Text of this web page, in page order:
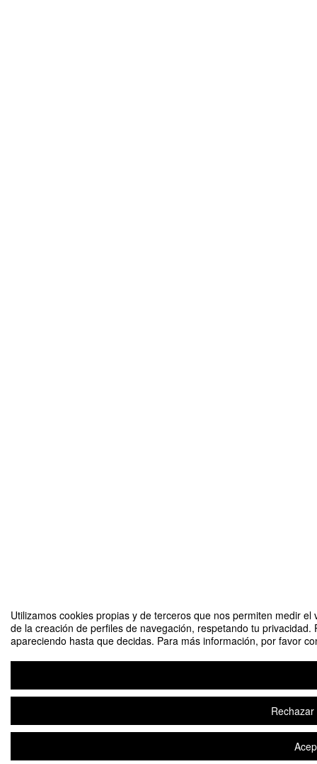
Utilizamos cookies propias y de terceros que nos permiten medir
de la creación de perfiles de navegación, respetando tu
apareciendo hasta que decidas. Para más información, por favor